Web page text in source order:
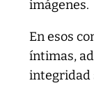
imágenes.
En esos
íntimas,
integridad